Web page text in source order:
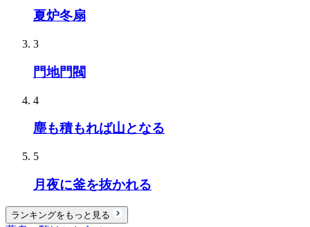
夏炉冬扇
3
門地門閥
4
塵も積もれば山となる
5
月夜に釜を抜かれる
ランキングをもっと見る